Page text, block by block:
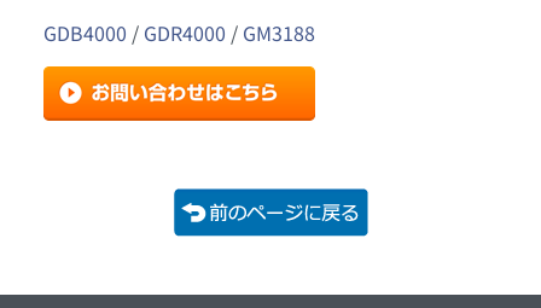
GDB4000 / GDR4000 / GM3188